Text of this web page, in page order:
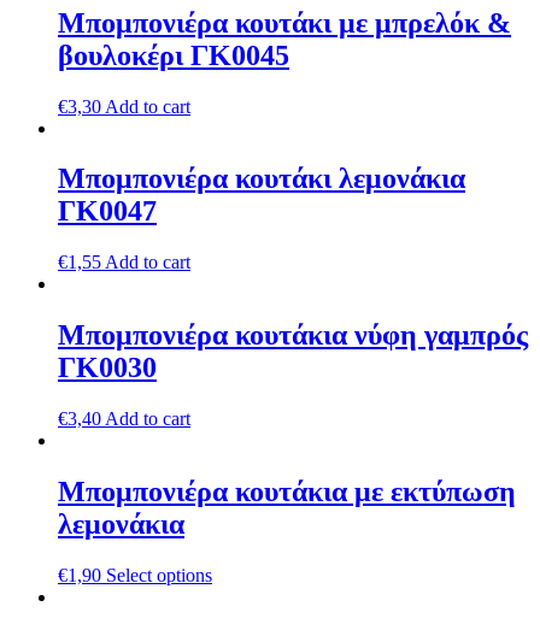
Μπομπονιέρα κουτάκι με μπρελόκ &
βουλοκέρι ΓΚ0045
€3,30 Add to cart
Μπομπονιέρα κουτάκι λεμονάκια
ΓΚ0047
€1,55 Add to cart
Μπομπονιέρα κουτάκια νύφη γαμπρός
ΓΚ0030
€3,40 Add to cart
Μπομπονιέρα κουτάκια με εκτύπωση
λεμονάκια
€1,90 Select options